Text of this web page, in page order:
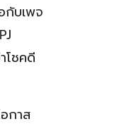
กับเพจ
โชคดี
กาส